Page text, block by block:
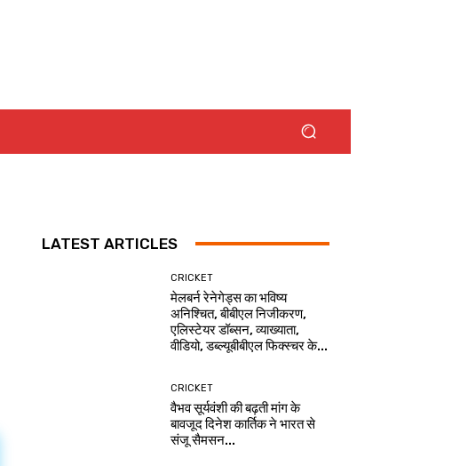
LATEST ARTICLES
CRICKET
मेलबर्न रेनेगेड्स का भविष्य
अनिश्चित, बीबीएल निजीकरण,
एलिस्टेयर डॉब्सन, व्याख्याता,
वीडियो, डब्ल्यूबीबीएल फिक्स्चर के...
CRICKET
वैभव सूर्यवंशी की बढ़ती मांग के
बावजूद दिनेश कार्तिक ने भारत से
संजू सैमसन...